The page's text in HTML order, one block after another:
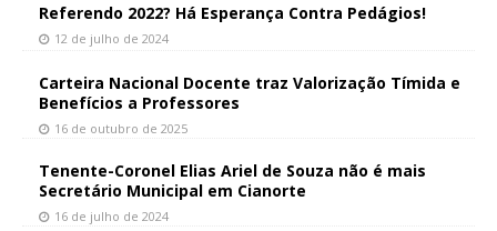
Referendo 2022? Há Esperança Contra Pedágios!
12 de julho de 2024
Carteira Nacional Docente traz Valorização Tímida e
Benefícios a Professores
16 de outubro de 2025
Tenente-Coronel Elias Ariel de Souza não é mais
Secretário Municipal em Cianorte
16 de julho de 2024